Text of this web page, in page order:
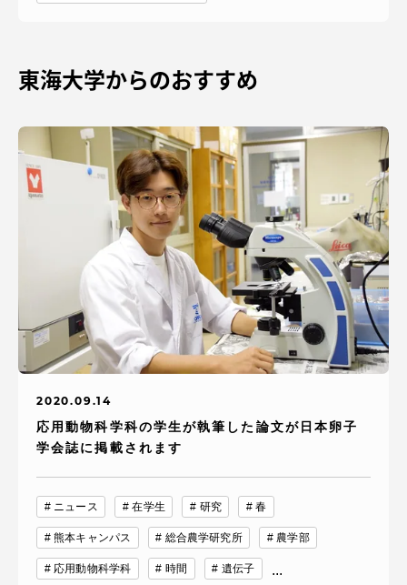
東海大学からのおすすめ
2020.09.14
応用動物科学科の学生が執筆した論文が日本卵子
学会誌に掲載されます
ニュース 在学生 研究 春
熊本キャンパス 総合農学研究所 農学部
応用動物科学科 時間 遺伝子 ...